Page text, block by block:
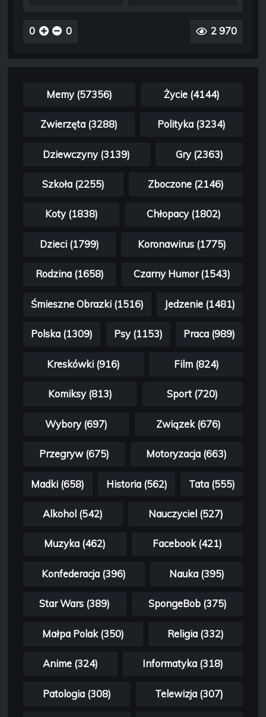
0 0 2 970
Memy (57356) Życie (4144)
Zwierzęta (3288) Polityka (3234)
Dziewczyny (3139) Gry (2363)
Szkoła (2255) Zboczone (2146)
Koty (1838) Chłopacy (1802)
Dzieci (1799) Koronawirus (1775)
Rodzina (1658) Czarny Humor (1543)
Śmieszne Obrazki (1516) Jedzenie (1481)
Polska (1309) Psy (1153) Praca (989)
Kreskówki (916) Film (824)
Komiksy (813) Sport (720)
Wybory (697) Związek (676)
Przegryw (675) Motoryzacja (663)
Madki (658) Historia (562) Tata (555)
Alkohol (542) Nauczyciel (527)
Muzyka (462) Facebook (421)
Konfederacja (396) Nauka (395)
Star Wars (389) SpongeBob (375)
Małpa Polak (350) Religia (332)
Anime (324) Informatyka (318)
Patologia (308) Telewizja (307)